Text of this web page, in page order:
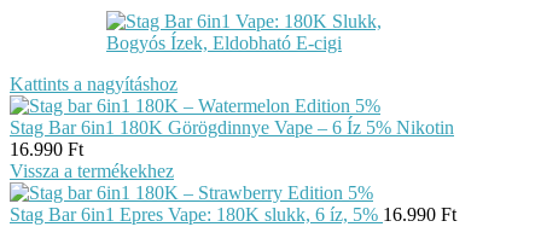
Kattints a nagyításhoz
Stag Bar 6in1 180K Görögdinnye Vape – 6 Íz 5% Nikotin
16.990 Ft
Vissza a termékekhez
Stag Bar 6in1 Epres Vape: 180K slukk, 6 íz, 5% 16.990 Ft